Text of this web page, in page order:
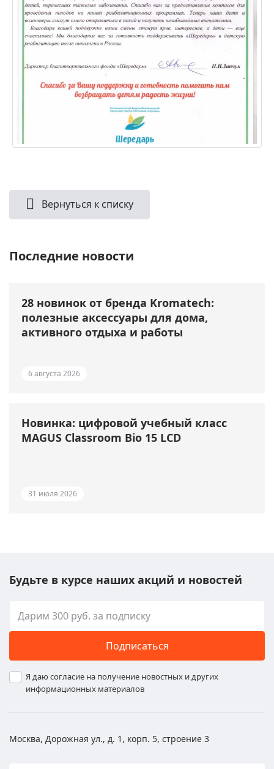
Вернуться к списку
Последние новости
28 новинок от бренда Kromatech:
полезные аксессуары для дома,
активного отдыха и работы
6 августа 2026
Новинка: цифровой учебный класс
MAGUS Classroom Bio 15 LCD
31 июля 2026
Будьте в курсе наших акций и новостей
Подписаться
Я даю согласие на получение новостных и других
информационных материалов
Москва, Дорожная ул., д. 1, корп. 5, строение 3